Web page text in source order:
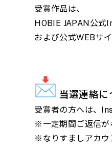
受賞作品は、
HOBIE JAPAN公
および公式WEBサ
当選連絡に
受賞者の方へは、
※一定期間ご返信が
※なりすましアカウ